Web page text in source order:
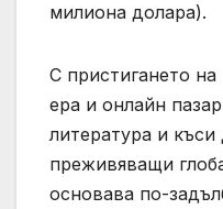
милиона долара).
С пристигането
ера и онлайн
литература и
преживяващи
основава по-